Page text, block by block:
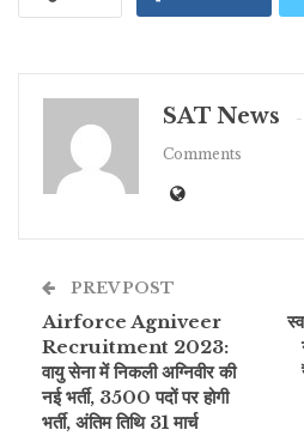
SAT News
Comments
PREV POST
Airforce Agniveer
Recruitment 2023:
वायु सेना में निकली अग्निवीर की
नई भर्ती, 3500 पदों पर होगी
भर्ती, अंतिम तिथि 31 मार्च